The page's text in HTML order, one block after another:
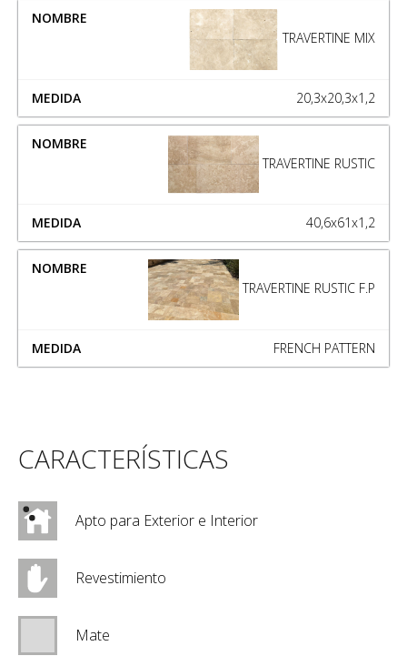
TRAVERTINE MIX
20,3x20,3x1,2
TRAVERTINE RUSTIC
40,6x61x1,2
TRAVERTINE RUSTIC F.P
FRENCH PATTERN
CARACTERÍSTICAS
Apto para Exterior e Interior
Revestimiento
Mate